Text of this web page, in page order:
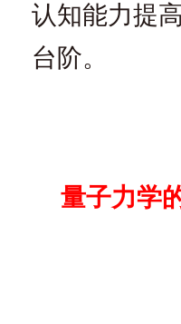
认知能力提
台阶。
量子力学